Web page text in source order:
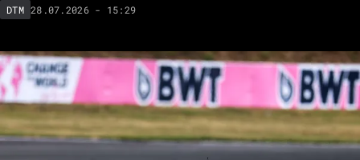
DTM 28.07.2026 - 15:29